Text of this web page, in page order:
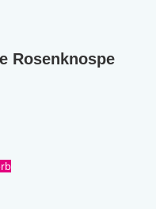
Rosenknospe